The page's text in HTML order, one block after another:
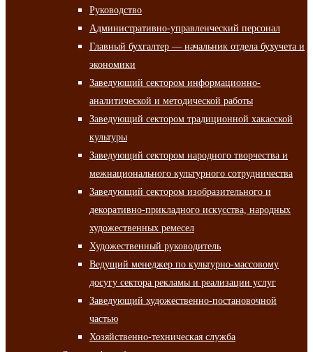
Руководство
Административно-управленческий персонал
Главный бухгалтер — начальник отдела бухучета и
экономики
Заведующий сектором информационно-
аналитической и методической работы
Заведующий сектором традиционной хакасской
культуры
Заведующий сектором народного творчества и
межнационального культурного сотрудничества
Заведующий сектором изобразительного и
декоративно-прикладного искусства, народных
художественных ремесел
Художественный руководитель
Ведущий менеджер по культурно-массовому
досугу сектора рекламы и реализации услуг
Заведующий художественно-постановочной
частью
Хозяйственно-техническая служба